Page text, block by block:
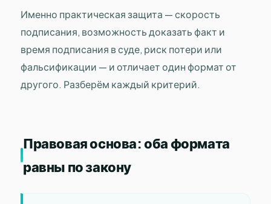
Именно практическая защита — скорость
подписания, возможность доказать факт и
время подписания в суде, риск потери или
фальсификации — и отличает один формат от
другого. Разберём каждый критерий.
Правовая основа: оба формата
равны по закону